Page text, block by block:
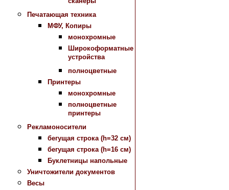
сканеры
Печатающая техника
МФУ, Копиры
монохромные
Широкоформатные
устройства
полноцветные
Принтеры
монохромные
полноцветные
принтеры
Рекламоносители
бегущая строка (h=32 см)
бегущая строка (h=16 см)
Буклетницы напольные
Уничтожители документов
Весы